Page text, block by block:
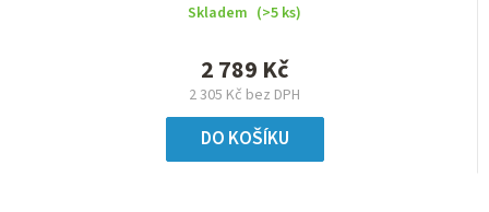
Skladem (>5 ks)
2 305 Kč bez DPH
2 789 Kč
DO KOŠÍKU